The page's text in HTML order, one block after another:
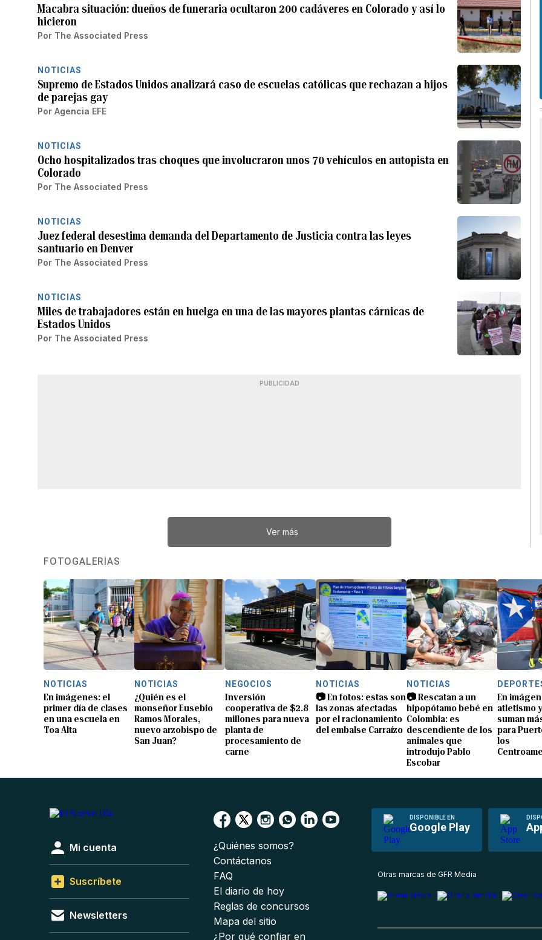
Macabra situación: dueños de funeraria ocultaron 200 cadáveres en Colorado y así lo
hicieron
Por The Associated Press
NOTICIAS
Supremo de Estados Unidos analizará caso de escuelas católicas que rechazan a hijos
de parejas gay
Por Agencia EFE
NOTICIAS
Ocho hospitalizados tras choques que involucraron unos 70 vehículos en autopista en
Colorado
Por The Associated Press
NOTICIAS
Juez federal desestima demanda del Departamento de Justicia contra las leyes
santuario en Denver
Por The Associated Press
NOTICIAS
Miles de trabajadores están en huelga en una de las mayores plantas cárnicas de
Estados Unidos
Por The Associated Press
PUBLICIDAD
Ver más
FOTOGALERÍAS
NOTICIAS
En imágenes: el
primer día de clases
en una escuela en
Toa Alta
NOTICIAS
¿Quién es el
monseñor Eusebio
Ramos Morales,
nuevo arzobispo de
San Juan?
NEGOCIOS
Inversión
cooperativa de $2.8
millones para nueva
planta de
procesamiento de
carne
NOTICIAS
📷 En fotos: estas son
las zonas afectadas
por el racionamiento
del embalse Carraízo
NOTICIAS
📷 Rescatan a un
hipopótamo bebé en
Colombia: es
descendiente de los
animales que
introdujo Pablo
Escobar
En
atletismo
suman
para
los
DISPONIBLE EN
Google Play
Mi cuenta
Suscríbete
Newsletters
¿Quiénes somos?
Contáctanos
FAQ
El diario de hoy
Reglas de concursos
Mapa del sitio
¿Por qué confiar en
Otras marcas de GFR Media